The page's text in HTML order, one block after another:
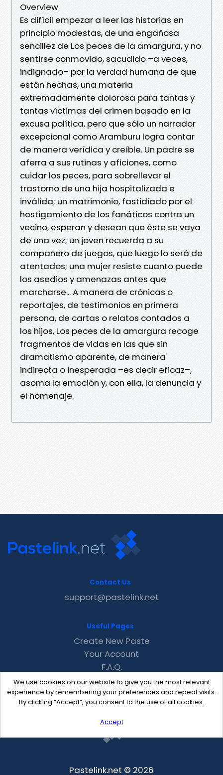
Overview
Es difícil empezar a leer las historias en
principio modestas, de una engañosa
sencillez de Los peces de la amargura, y no
sentirse conmovido, sacudido –a veces,
indignado– por la verdad humana de que
están hechas, una materia
extremadamente dolorosa para tantas y
tantas víctimas del crimen basado en la
excusa política, pero que sólo un narrador
excepcional como Aramburu logra contar
de manera verídica y creíble. Un padre se
aferra a sus rutinas y aficiones, como
cuidar los peces, para sobrellevar el
trastorno de una hija hospitalizada e
inválida; un matrimonio, fastidiado por el
hostigamiento de los fanáticos contra un
vecino, esperan y desean que éste se vaya
de una vez; un joven recuerda a su
compañero de juegos, que luego lo será de
atentados; una mujer resiste cuanto puede
los asedios y amenazas antes que
marcharse... A manera de crónicas o
reportajes, de testimonios en primera
persona, de cartas o relatos contados a
los hijos, Los peces de la amargura recoge
fragmentos de vidas en las que sin
dramatismo aparente, de manera
indirecta o inesperada –es decir eficaz–,
asoma la emoción y, con ella, la denuncia y
el homenaje.
We use cookies on our website to give you the most relevant
experience by remembering your preferences and repeat visits.
By clicking “Accept”, you consent to the use of all cookies.
Accept
Contact Us
support@pastelink.net
Useful Pages
Create New Paste
Your Account
F.A.Q.
Recent
Contact
Pastelink.net © 2026